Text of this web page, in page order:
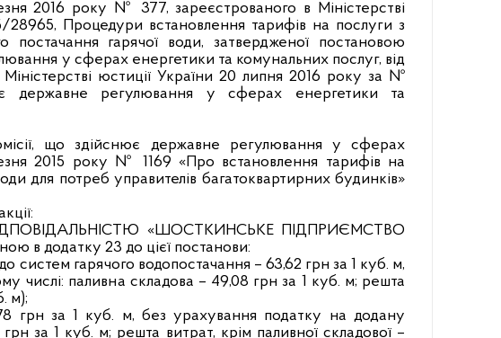
2016 року № 377, зареєстрованого в Міністерстві
Процедури встановлення тарифів на послуги з
постачання гарячої води, затвердженої постановою
у сферах енергетики та комунальних послуг, від
юстиції України 20 липня 2016 року за №
державне регулювання у сферах енергетики та
що здійснює державне регулювання у сферах
2015 року № 1169 «Про встановлення тарифів на
для потреб управителів багатоквартирних будинків»
«ШОСТКИНСЬКЕ ПІДПРИЄМСТВО
в додатку 23 до цієї постанови:
систем гарячого водопостачання – 63,62 грн за 1 куб. м,
числі: паливна складова – 49,08 грн за 1 куб. м; решта
м);
грн за 1 куб. м, без урахування податку на додану
за 1 куб. м; решта витрат, крім паливної складової –